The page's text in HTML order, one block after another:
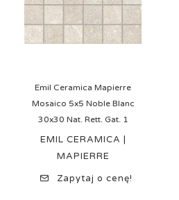
Emil Ceramica Mapierre
Mosaico 5x5 Noble Blanc
30x30 Nat. Rett. Gat. 1
EMIL CERAMICA |
MAPIERRE
Zapytaj o cenę!